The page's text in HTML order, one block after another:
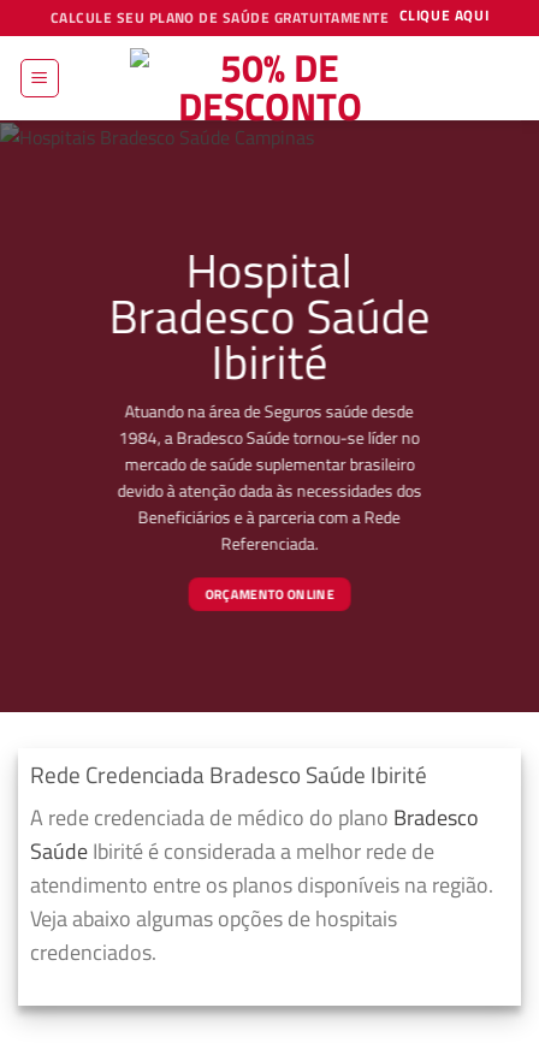
to
content
CALCULE SEU PLANO DE SAÚDE GRATUITAMENTE CLIQUE AQUI
Hospital
Bradesco Saúde
Ibirité
Atuando na área de Seguros saúde desde
1984, a Bradesco Saúde tornou-se líder no
mercado de saúde suplementar brasileiro
devido à atenção dada às necessidades dos
Beneficiários e à parceria com a Rede
Referenciada.
ORÇAMENTO ONLINE
Rede Credenciada Bradesco Saúde Ibirité
A rede credenciada de médico do plano Bradesco
SaúdeIbirité é considerada a melhor rede de
atendimento entre os planos disponíveis na região.
Veja abaixo algumas opções de hospitais
credenciados.